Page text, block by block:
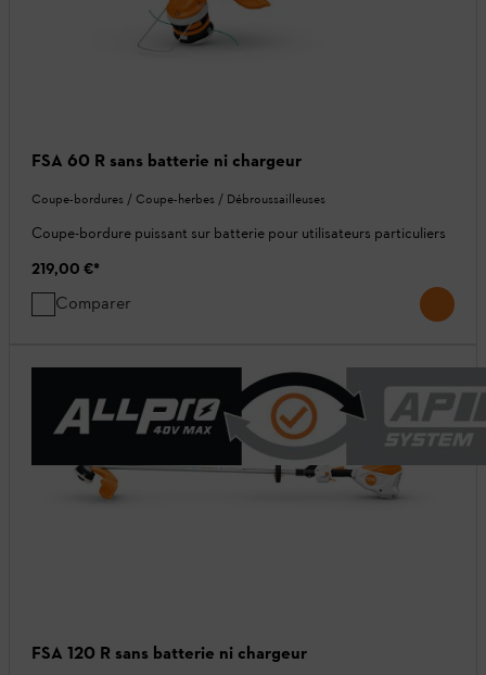
FSA 60 R sans batterie ni chargeur
Coupe-bordures / Coupe-herbes / Débroussailleuses
Coupe-bordure puissant sur batterie pour utilisateurs particuliers
219,00 €*
Comparer
FSA 120 R sans batterie ni chargeur